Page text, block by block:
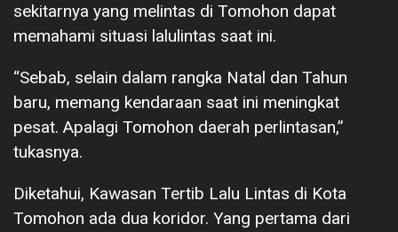
sekitarnya yang melintas di Tomohon dapat
memahami situasi lalulintas saat ini.
“Sebab, selain dalam rangka Natal dan Tahun
baru, memang kendaraan saat ini meningkat
pesat. Apalagi Tomohon daerah perlintasan,”
tukasnya.
Diketahui, Kawasan Tertib Lalu Lintas di Kota
Tomohon ada dua koridor. Yang pertama dari